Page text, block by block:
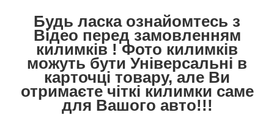
Будь ласка ознайомтесь з
Відео перед замовленням
килимків ! Фото килимків
можуть бути Універсальні в
карточці товару, але Ви
отримаєте чіткі килимки саме
для Вашого авто!!!